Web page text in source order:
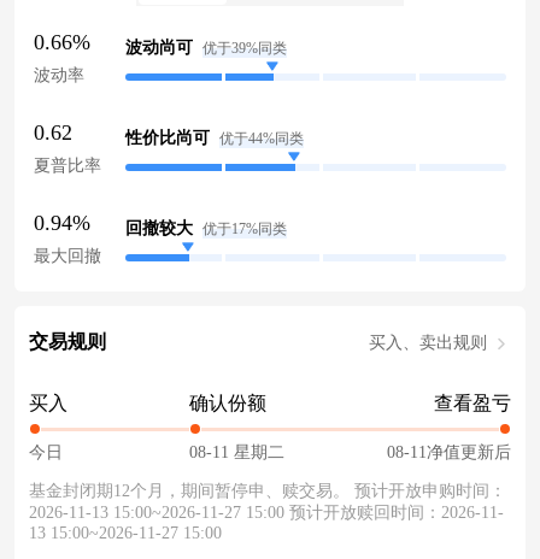
0.66%
波动率
波动尚可 优于39%同类
0.62
夏普比率
性价比尚可 优于44%同类
0.94%
最大回撤
回撤较大 优于17%同类
交易规则 买入、卖出规则
买入
今日
确认份额
08-11 星期二
查看盈亏
08-11净值更新后
基金封闭期12个月，期间暂停申、赎交易。 预计开放申购时间：
2026-11-13 15:00~2026-11-27 15:00 预计开放赎回时间：2026-11-
13 15:00~2026-11-27 15:00